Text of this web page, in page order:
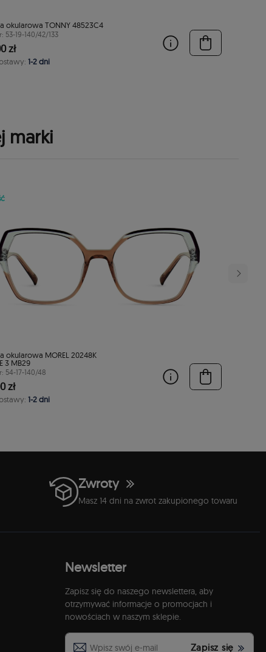
okularowa TONNY 48523C4
53-19-140/42/133
zł
1-2 dni
marki
okularowa MOREL 20248K
3 MB29
54-17-140/48
zł
1-2 dni
Zwroty
Masz 14 dni na zwrot zakupionego towaru
Newsletter
Zapisz się do naszego newslettera, aby
otrzymywać informacje o promocjach i
nowościach w naszym sklepie.